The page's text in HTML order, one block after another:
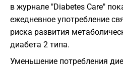
в журнале "Diabetes Care"
ежедневное употребление
риска развития
диабета 2 типа.
Уменьшение потребления